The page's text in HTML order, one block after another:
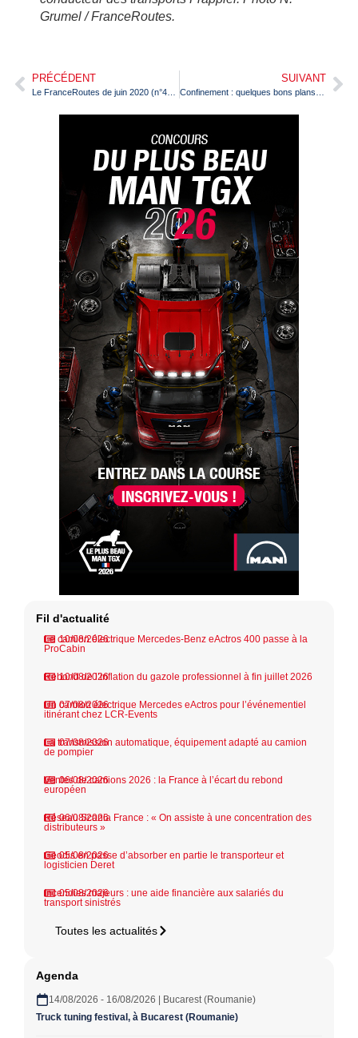
Grumel / FranceRoutes.
PRÉCÉDENT SUIVANT
Fil d'actualité
10/08/2026
Le camion électrique Mercedes-Benz eActros 400 passe à la
ProCabin
10/08/2026
Rebond de l’inflation du gazole professionnel à fin juillet 2026
07/08/2026
Un camion électrique Mercedes eActros pour l’événementiel
itinérant chez LCR-Events
07/08/2026
La transmission automatique, équipement adapté au camion
de pompier
06/08/2026
Ventes de camions 2026 : la France à l’écart du rebond
européen
06/08/2026
Réseau Scania France : « On assiste à une concentration des
distributeurs »
05/08/2026
Geodis en passe d’absorber en partie le transporteur et
logisticien Deret
05/08/2026
Incendies majeurs : une aide financière aux salariés du
transport sinistrés
Toutes les actualités
Agenda
14/08/2026 - 16/08/2026 | Bucarest (Roumanie)
Truck tuning festival, à Bucarest (Roumanie)